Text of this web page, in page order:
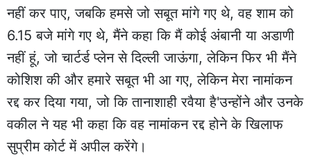
नहीं कर पाए, जबकि हमसे जो सबूत मांगे गए थे, वह शाम को
6.15 बजे मांगे गए थे, मैंने कहा कि मैं कोई अंबानी या अडाणी
नहीं हूं, जो चार्टर्ड प्लेन से दिल्ली जाऊंगा, लेकिन फिर भी मैंने
कोशिश की और हमारे सबूत भी आ गए, लेकिन मेरा नामांकन
रद्द कर दिया गया, जो कि तानाशाही रवैया है'उन्होंने और उनके
वकील ने यह भी कहा कि वह नामांकन रद्द होने के खिलाफ
सुप्रीम कोर्ट में अपील करेंगे।